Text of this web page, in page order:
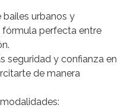
bailes urbanos y
fórmula perfecta entre
seguridad y confianza en
de manera
modalidades: